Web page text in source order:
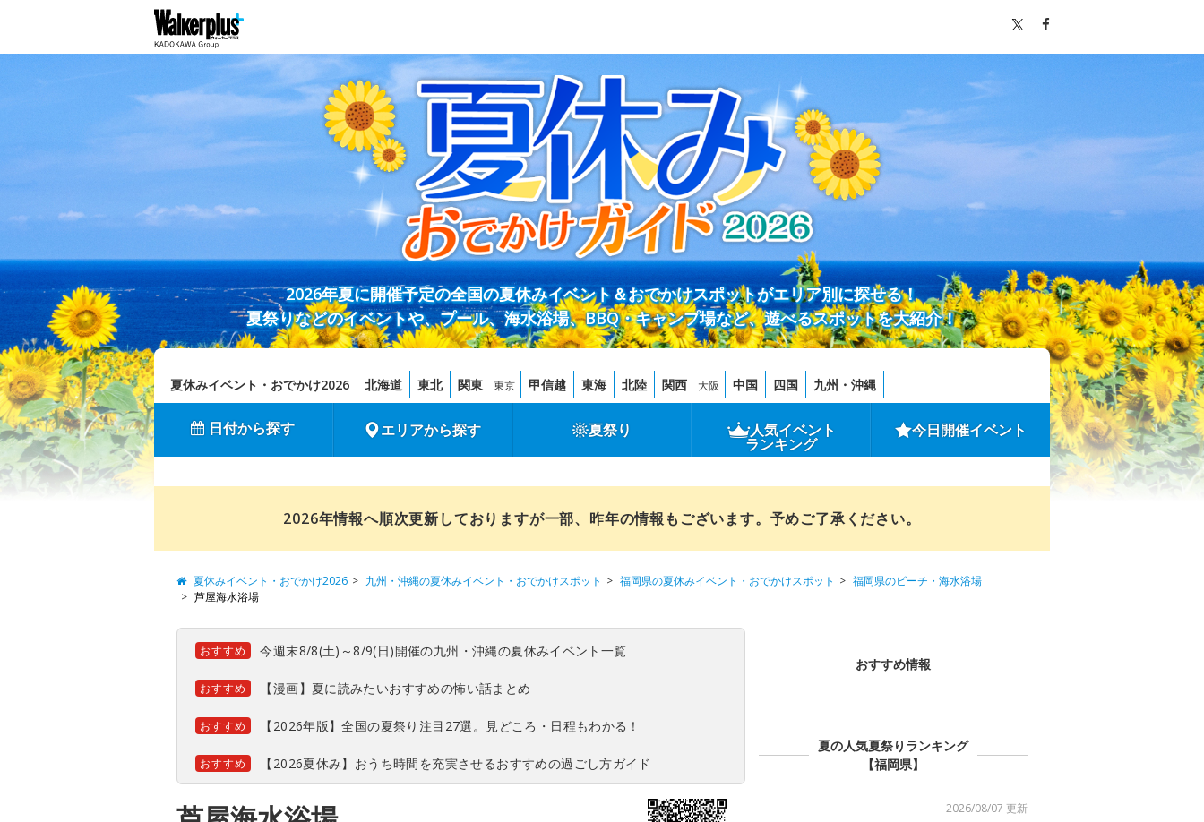
2026年夏に開催予定の全国の夏休みイベント＆おでかけスポットがエリア別に探せる！
夏祭りなどのイベントや、プール、海水浴場、BBQ・キャンプ場など、遊べるスポットを大紹介！
夏休みイベント・おでかけ2026 北海道 東北 関東 東京 甲信越 東海 北陸 関西 大阪 中国 四国 九州・沖縄
日付から探す エリアから探す 夏祭り 人気イベント
ランキング
今日開催イベント
2026年情報へ順次更新しておりますが一部、昨年の情報もございます。予めご了承ください。
夏休みイベント・おでかけ2026 九州・沖縄の夏休みイベント・おでかけスポット 福岡県の夏休みイベント・おでかけスポット
福岡県のビーチ・海水浴場
芦屋海水浴場
おすすめ 今週末8/8(土)～8/9(日)開催の九州・沖縄の夏休みイベント一覧
おすすめ 【漫画】夏に読みたいおすすめの怖い話まとめ
おすすめ 【2026年版】全国の夏祭り注目27選。見どころ・日程もわかる！
おすすめ 【2026夏休み】おうち時間を充実させるおすすめの過ごし方ガイド
おすすめ情報
夏の人気夏祭りランキング
【福岡県】
2026/08/07 更新